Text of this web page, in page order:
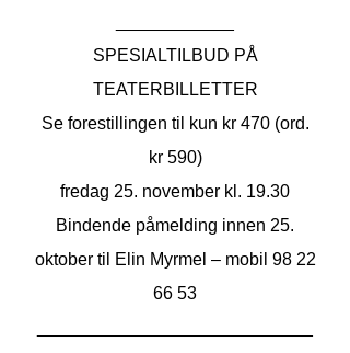
SPESIALTILBUD PÅ
TEATERBILLETTER
Se forestillingen til kun kr 470 (ord.
kr 590)
fredag 25. november kl. 19.30
Bindende påmelding innen 25.
oktober til Elin Myrmel – mobil 98 22
66 53